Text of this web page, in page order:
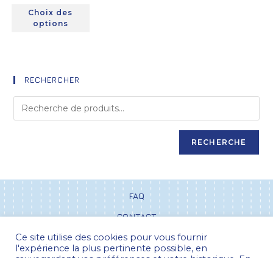
Choix des
options
RECHERCHER
RECHERCHE
FAQ
CONTACT
CGV
Ce site utilise des cookies pour vous fournir
l'expérience la plus pertinente possible, en